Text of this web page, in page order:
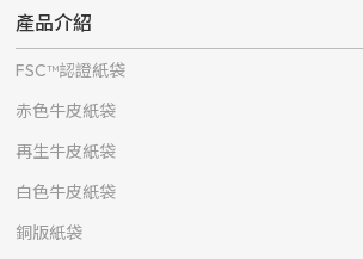
產品介紹
FSC™認證紙袋
赤色牛皮紙袋
再生牛皮紙袋
白色牛皮紙袋
銅版紙袋